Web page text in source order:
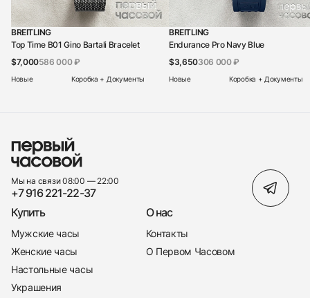
BREITLING
Top Time B01 Gino Bartali Bracelet
$7,000586 000 ₽
Новые Коробка + Документы
BREITLING
Endurance Pro Navy Blue
$3,650306 000 ₽
Новые Коробка + Документы
Мы на связи 08:00 — 22:00
+7 916 221-22-37
Купить
Мужские часы
Женские часы
Настольные часы
Украшения
О нас
Контакты
О Первом Часовом